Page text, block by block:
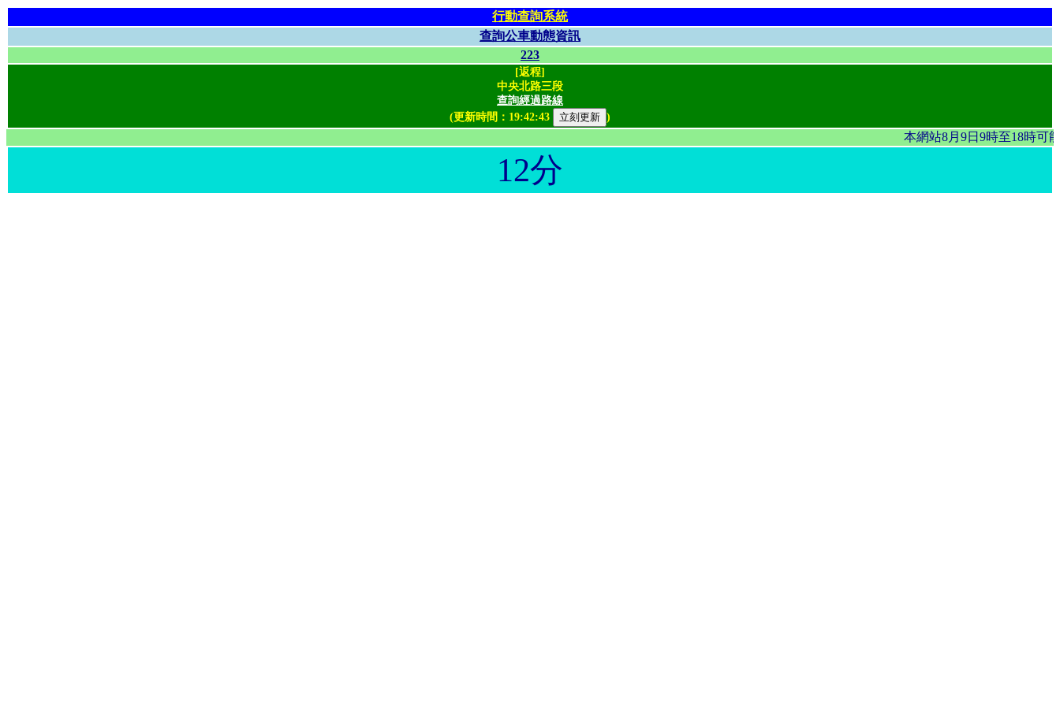
行動查詢系統
查詢公車動態資訊
223
[返程]
中央北路三段
查詢經過路線
(更新時間： 19:42:43 )
本網站8月9日9時至18
12分